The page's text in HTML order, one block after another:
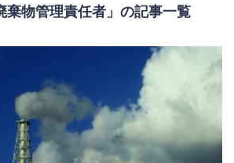
棄物管理責任者」の記事一覧